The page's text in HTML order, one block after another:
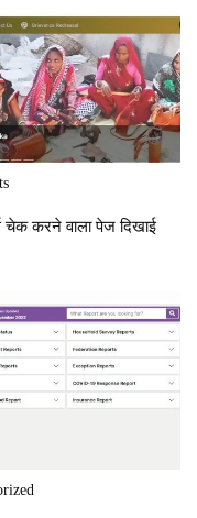
चेक करने वाला पेज दिखाई